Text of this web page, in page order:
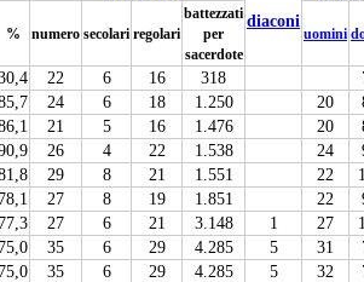
diaconi
% numero secolari regolari
battezzati
per
sacerdote
uomini
22 6 16 318
24 6 18 1.250 20
21 5 16 1.476 20
26 4 22 1.538 24
29 8 21 1.551 22
78,1 27 8 19 1.851 22
77,3 27 6 21 3.148 1 27
75,0 35 6 29 4.285 5 31
75,0 35 6 29 4.285 5 32